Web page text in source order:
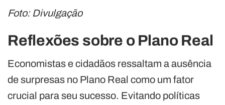
Foto: Divulgação
Reflexões sobre o Plano Real
Economistas e cidadãos ressaltam a ausência
de surpresas no Plano Real como um fator
crucial para seu sucesso. Evitando políticas